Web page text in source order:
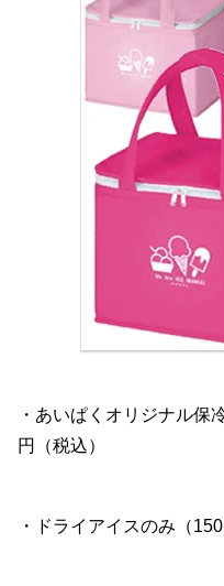
・あいぱくオリジナル保
円（税込）
・ドライアイスのみ（150